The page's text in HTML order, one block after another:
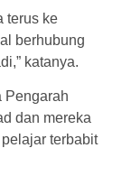
terus ke
berhubung
katanya.
Pengarah
dan mereka
terbabit